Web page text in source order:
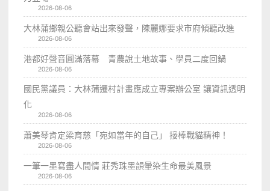
2026-08-06
大林蒲鄉親公聽會站出來發聲，陳麗娜要求市府傾聽改進
2026-08-06
港都好聲音圓滿落幕 青農說土地故事、學員二度回鍋
2026-08-06
國民黨議員：大林蒲遷村計畫應成立專案辦公室 讓資訊透明
化
2026-08-06
蕭美琴肯定梁育慈「宛如當年的自己」 接棒戰貓精神！
2026-08-06
一筆一墨寫盡人間情 莊秀珠墨韻暈染生命最美風景
2026-08-06